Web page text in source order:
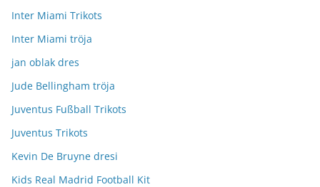
Inter Miami Trikots
Inter Miami tröja
jan oblak dres
Jude Bellingham tröja
Juventus Fußball Trikots
Juventus Trikots
Kevin De Bruyne dresi
Kids Real Madrid Football Kit